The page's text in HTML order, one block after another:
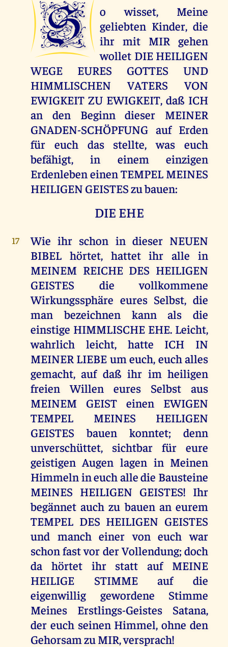
S
o wisset, Meine
geliebten Kinder, die
ihr mit MIR gehen
wollet DIE HEILIGEN
WEGE EURES GOTTES UND
HIMMLISCHEN VATERS VON
EWIGKEIT ZU EWIGKEIT, daß ICH
an den Beginn dieser MEINER
GNADEN-SCHÖPFUNG auf Erden
für euch das stellte, was euch
befähigt, in einem einzigen
Erdenleben einen TEMPEL MEINES
HEILIGEN GEISTES zu bauen:
DIE EHE
17
Wie ihr schon in dieser NEUEN
BIBEL hörtet, hattet ihr alle in
MEINEM REICHE DES HEILIGEN
GEISTES die vollkommene
Wirkungssphäre eures Selbst, die
man bezeichnen kann als die
einstige HIMMLISCHE EHE. Leicht,
wahrlich leicht, hatte ICH IN
MEINER LIEBE um euch, euch alles
gemacht, auf daß ihr im heiligen
freien Willen eures Selbst aus
MEINEM GEIST einen EWIGEN
TEMPEL MEINES HEILIGEN
GEISTES bauen konntet; denn
unverschüttet, sichtbar für eure
geistigen Augen lagen in Meinen
Himmeln in euch alle die Bausteine
MEINES HEILIGEN GEISTES! Ihr
begännet auch zu bauen an eurem
TEMPEL DES HEILIGEN GEISTES
und manch einer von euch war
schon fast vor der Vollendung; doch
da hörtet ihr statt auf MEINE
HEILIGE STIMME auf die
eigenwillig gewordene Stimme
Meines Erstlings-Geistes Satana,
der euch seinen Himmel, ohne den
Gehorsam zu MIR, versprach!